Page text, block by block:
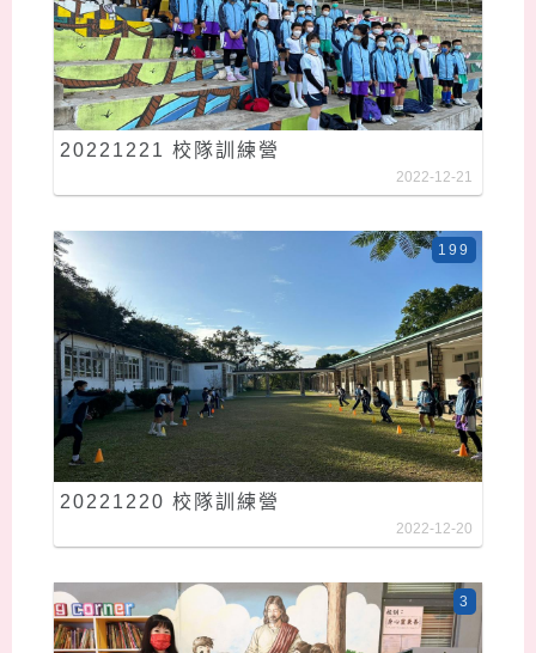
20221221 校隊訓練營
2022-12-21
20221220 校隊訓練營
199
2022-12-20
3